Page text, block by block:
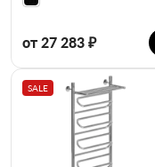
от 27 283 ₽
SALE